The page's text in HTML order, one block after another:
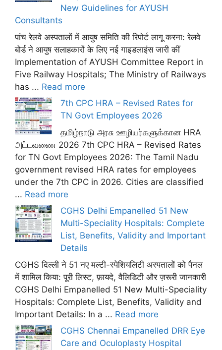
New Guidelines for AYUSH
Consultants
पांच रेलवे अस्पतालों में आयुष समिति की रिपोर्ट लागू करना: रेलवे
बोर्ड ने आयुष सलाहकारों के लिए नई गाइडलाइंस जारी कीं
Implementation of AYUSH Committee Report in
Five Railway Hospitals; The Ministry of Railways
has ... Read more
7th CPC HRA – Revised Rates for
TN Govt Employees 2026
தமிழ்நாடு அரசு ஊழியர்களுக்கான HRA
அட்டவணை 2026 7th CPC HRA – Revised Rates
for TN Govt Employees 2026: The Tamil Nadu
government revised HRA rates for employees
under the 7th CPC in 2026. Cities are classified
... Read more
CGHS Delhi Empanelled 51 New
Multi-Speciality Hospitals: Complete
List, Benefits, Validity and Important
Details
CGHS दिल्ली ने 51 नए मल्टी-स्पेशियलिटी अस्पतालों को पैनल
में शामिल किया: पूरी लिस्ट, फ़ायदे, वैलिडिटी और ज़रूरी जानकारी
CGHS Delhi Empanelled 51 New Multi-Speciality
Hospitals: Complete List, Benefits, Validity and
Important Details: In a ... Read more
CGHS Chennai Empanelled DRR Eye
Care and Oculoplasty Hospital